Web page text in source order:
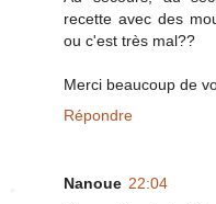
recette avec des
ou c'est très mal??
Merci beaucoup de
Répondre
Nanoue 22:04